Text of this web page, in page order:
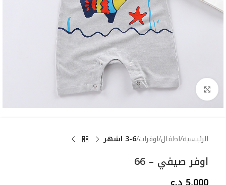
Click to enlarge
الرئيسية اطفال اوفرات 3-6 اشهر
اوفر صيفي – 66